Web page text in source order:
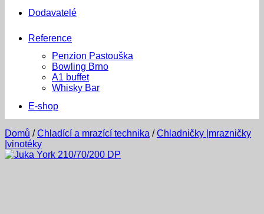
Dodavatelé
Reference
Penzion Pastouška
Bowling Brno
A1 buffet
Whisky Bar
E-shop
Domů / Chladící a mrazící technika / Chladničky |mrazničky
|vinotéky